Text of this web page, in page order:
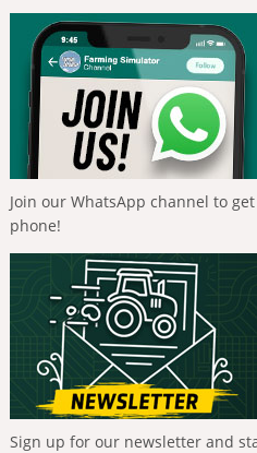
Join our WhatsApp channel to
phone!
Sign up for our newsletter and